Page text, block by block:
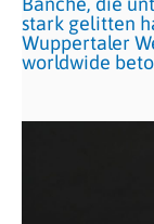
stark gelitten
Wuppertaler
worldwide